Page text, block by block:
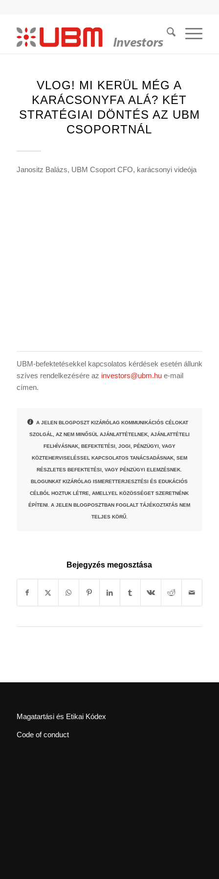
VLOG! MI KERÜL MÉG A
KARÁCSONYFA ALÁ? KÉT
STRATÉGIAI DÖNTÉS AZ UBM
CSOPORTNÁL
Janositz Balázs, UBM Csoport CFO, karácsonyi videója
UBM-befektetésekkel kapcsolatos kérdések esetén állunk
szíves rendelkezésére az investors@ubm.hue-mail
címen.
A JELEN BLOGPOSZT KIZÁRÓLAG KOMMUNIKÁCIÓS CÉLOKAT
SZOLGÁL, AZ NEM MINŐSÜL AJÁNLATTÉTELNEK, AJÁNLATTÉTELI
FELHÍVÁSNAK, BEFEKTETÉSI, JOGI, PÉNZÜGYI, VAGY
KÖZTEHERVISELÉSSEL KAPCSOLATOS TANÁCSADÁSNAK, SEM
RÉSZLETES BEFEKTETÉSI, VAGY PÉNZÜGYI ELEMZÉSNEK.
BLOGUNKAT KIZÁRÓLAG ISMERETTERJESZTÉSI ÉS EDUKÁCIÓS
CÉLBÓL HOZTUK LÉTRE, AMELLYEL KÖZÖSSÉGET SZERETNÉNK
ÉPÍTENI. A JELEN BLOGPOSZTBAN FOGLALT TÁJÉKOZTATÁS NEM
TELJES KÖRŰ.
Bejegyzés megosztása
Magatartási és Etikai Kódex
Code of conduct